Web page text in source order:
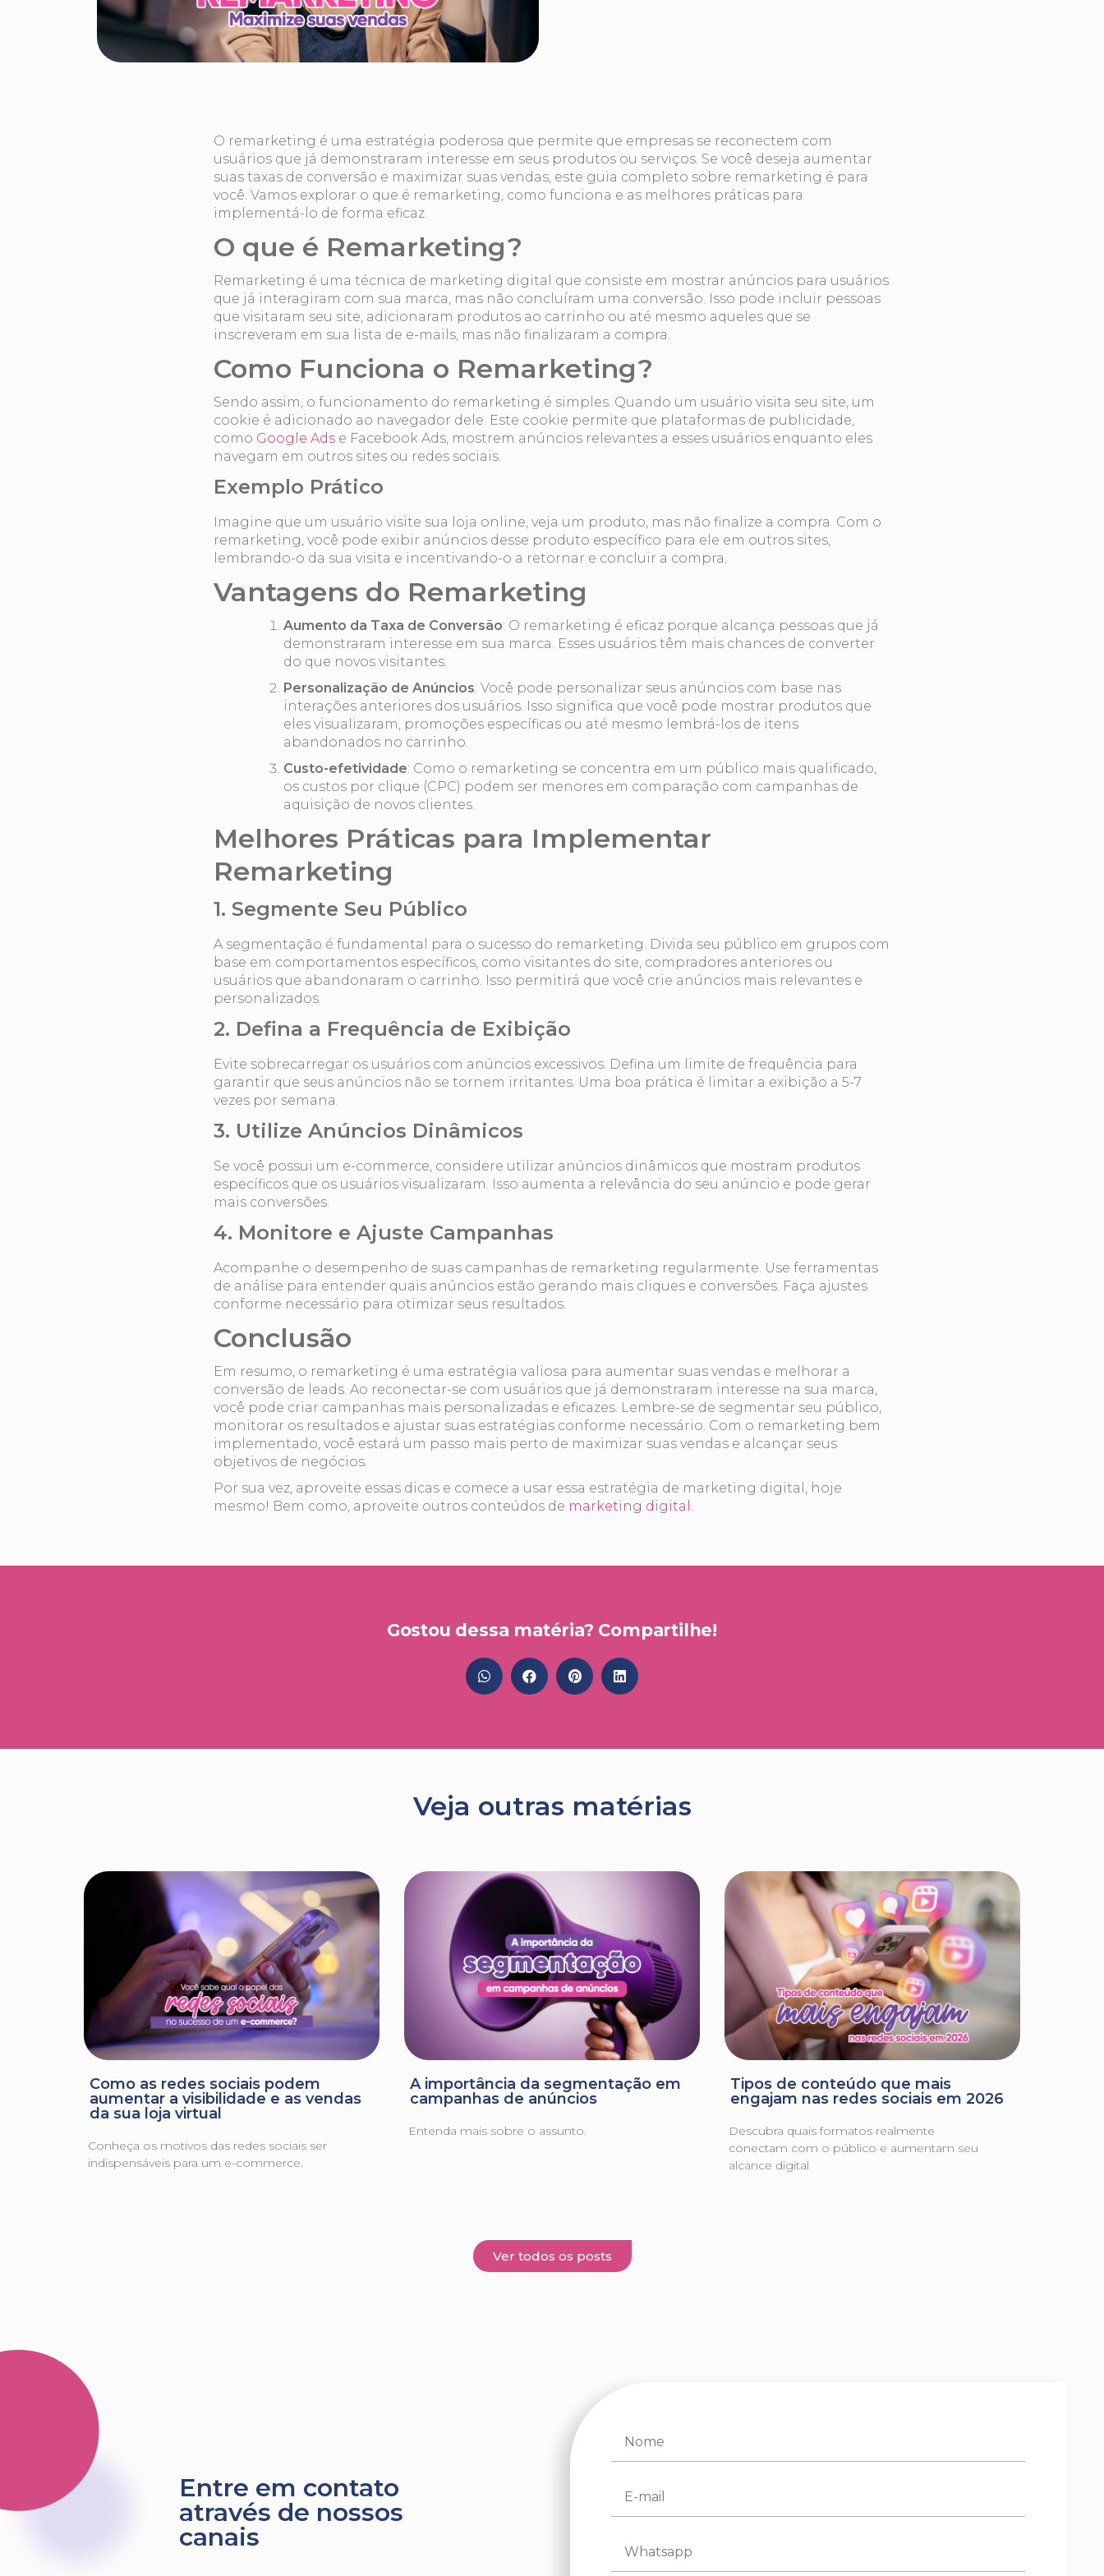
O remarketing é uma estratégia poderosa que permite que empresas se reconectem com
usuários que já demonstraram interesse em seus produtos ou serviços. Se você deseja aumentar
suas taxas de conversão e maximizar suas vendas, este guia completo sobre remarketing é para
você. Vamos explorar o que é remarketing, como funciona e as melhores práticas para
implementá-lo de forma eficaz.
O que é Remarketing?
Remarketing é uma técnica de marketing digital que consiste em mostrar anúncios para usuários
que já interagiram com sua marca, mas não concluíram uma conversão. Isso pode incluir pessoas
que visitaram seu site, adicionaram produtos ao carrinho ou até mesmo aqueles que se
inscreveram em sua lista de e-mails, mas não finalizaram a compra.
Como Funciona o Remarketing?
Sendo assim, o funcionamento do remarketing é simples. Quando um usuário visita seu site, um
cookie é adicionado ao navegador dele. Este cookie permite que plataformas de publicidade,
como Google Ads e Facebook Ads, mostrem anúncios relevantes a esses usuários enquanto eles
navegam em outros sites ou redes sociais.
Exemplo Prático
Imagine que um usuário visite sua loja online, veja um produto, mas não finalize a compra. Com o
remarketing, você pode exibir anúncios desse produto específico para ele em outros sites,
lembrando-o da sua visita e incentivando-o a retornar e concluir a compra.
Vantagens do Remarketing
Aumento da Taxa de Conversão: O remarketing é eficaz porque alcança pessoas que já
demonstraram interesse em sua marca. Esses usuários têm mais chances de converter
do que novos visitantes.
Personalização de Anúncios: Você pode personalizar seus anúncios com base nas
interações anteriores dos usuários. Isso significa que você pode mostrar produtos que
eles visualizaram, promoções específicas ou até mesmo lembrá-los de itens
abandonados no carrinho.
Custo-efetividade: Como o remarketing se concentra em um público mais qualificado,
os custos por clique (CPC) podem ser menores em comparação com campanhas de
aquisição de novos clientes.
Melhores Práticas para Implementar
Remarketing
1. Segmente Seu Público
A segmentação é fundamental para o sucesso do remarketing. Divida seu público em grupos com
base em comportamentos específicos, como visitantes do site, compradores anteriores ou
usuários que abandonaram o carrinho. Isso permitirá que você crie anúncios mais relevantes e
personalizados.
2. Defina a Frequência de Exibição
Evite sobrecarregar os usuários com anúncios excessivos. Defina um limite de frequência para
garantir que seus anúncios não se tornem irritantes. Uma boa prática é limitar a exibição a 5-7
vezes por semana.
3. Utilize Anúncios Dinâmicos
Se você possui um e-commerce, considere utilizar anúncios dinâmicos que mostram produtos
específicos que os usuários visualizaram. Isso aumenta a relevância do seu anúncio e pode gerar
mais conversões.
4. Monitore e Ajuste Campanhas
Acompanhe o desempenho de suas campanhas de remarketing regularmente. Use ferramentas
de análise para entender quais anúncios estão gerando mais cliques e conversões. Faça ajustes
conforme necessário para otimizar seus resultados.
Conclusão
Em resumo, o remarketing é uma estratégia valiosa para aumentar suas vendas e melhorar a
conversão de leads. Ao reconectar-se com usuários que já demonstraram interesse na sua marca,
você pode criar campanhas mais personalizadas e eficazes. Lembre-se de segmentar seu público,
monitorar os resultados e ajustar suas estratégias conforme necessário. Com o remarketing bem
implementado, você estará um passo mais perto de maximizar suas vendas e alcançar seus
objetivos de negócios.
Por sua vez, aproveite essas dicas e comece a usar essa estratégia de marketing digital, hoje
mesmo! Bem como, aproveite outros conteúdos de marketing digital.
Gostou dessa matéria? Compartilhe!
Veja outras matérias
Como as redes sociais podem
aumentar a visibilidade e as vendas
da sua loja virtual
Conheça os motivos das redes sociais ser
indispensáveis para um e-commerce.
A importância da segmentação em
campanhas de anúncios
Entenda mais sobre o assunto.
Tipos de conteúdo que mais
engajam nas redes sociais em 2026
Descubra quais formatos realmente
conectam com o público e aumentam seu
alcance digital
Ver todos os posts
Entre em contato
através de nossos
canais